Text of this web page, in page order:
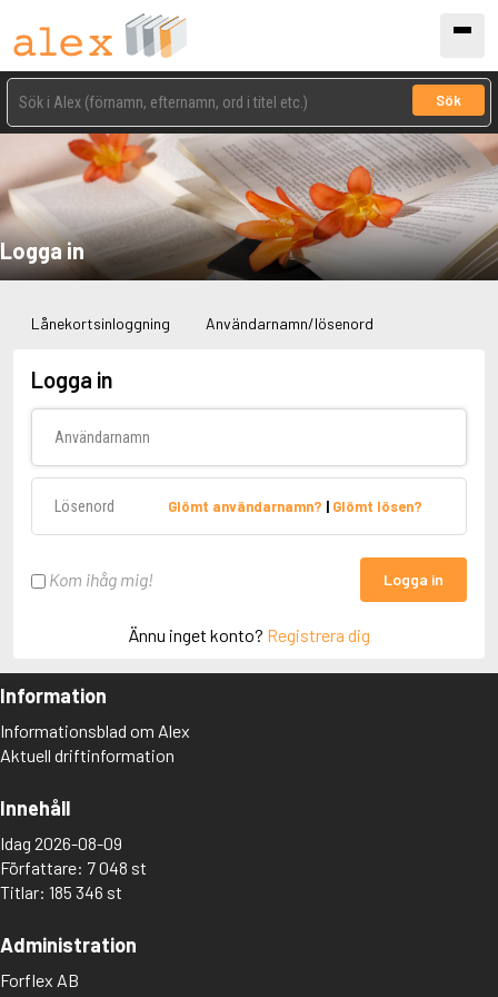
Sök
Logga in
Lånekortsinloggning Användarnamn/lösenord
Logga in
Glömt användarnamn? | Glömt lösen?
Kom ihåg mig! Logga in
Ännu inget konto? Registrera dig
Information
Informationsblad om Alex
Aktuell driftinformation
Innehåll
Idag 2026-08-09
Författare: 7 048 st
Titlar: 185 346 st
Administration
Forflex AB